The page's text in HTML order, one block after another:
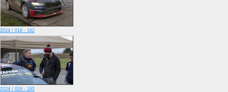
2024 / 016 - 162
2024 / 016 - 165